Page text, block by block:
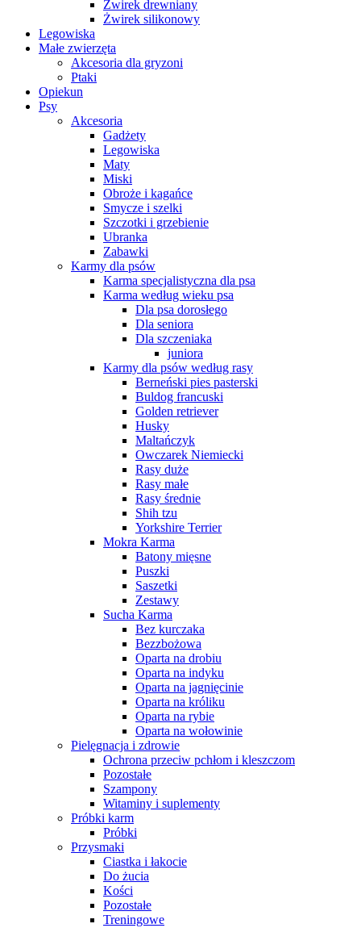
Żwirek drewniany
Żwirek silikonowy
Legowiska
Małe zwierzęta
Akcesoria dla gryzoni
Ptaki
Opiekun
Psy
Akcesoria
Gadżety
Legowiska
Maty
Miski
Obroże i kagańce
Smycze i szelki
Szczotki i grzebienie
Ubranka
Zabawki
Karmy dla psów
Karma specjalistyczna dla psa
Karma według wieku psa
Dla psa dorosłego
Dla seniora
Dla szczeniaka
juniora
Karmy dla psów według rasy
Berneński pies pasterski
Buldog francuski
Golden retriever
Husky
Maltańczyk
Owczarek Niemiecki
Rasy duże
Rasy małe
Rasy średnie
Shih tzu
Yorkshire Terrier
Mokra Karma
Batony mięsne
Puszki
Saszetki
Zestawy
Sucha Karma
Bez kurczaka
Bezzbożowa
Oparta na drobiu
Oparta na indyku
Oparta na jagnięcinie
Oparta na króliku
Oparta na rybie
Oparta na wołowinie
Pielęgnacja i zdrowie
Ochrona przeciw pchłom i kleszczom
Pozostałe
Szampony
Witaminy i suplementy
Próbki karm
Próbki
Przysmaki
Ciastka i łakocie
Do żucia
Kości
Pozostałe
Treningowe